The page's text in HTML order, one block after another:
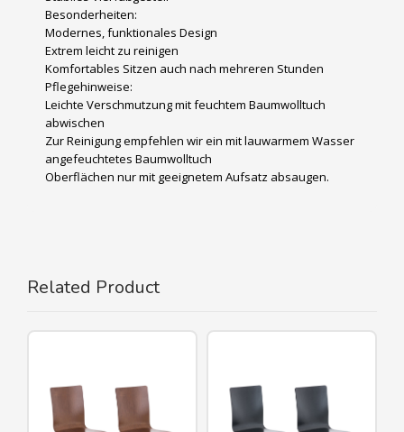
Besonderheiten:
Modernes, funktionales Design
Extrem leicht zu reinigen
Komfortables Sitzen auch nach mehreren Stunden
Pflegehinweise:
Leichte Verschmutzung mit feuchtem Baumwolltuch
abwischen
Zur Reinigung empfehlen wir ein mit lauwarmem Wasser
angefeuchtetes Baumwolltuch
Oberflächen nur mit geeignetem Aufsatz absaugen.
Related Product